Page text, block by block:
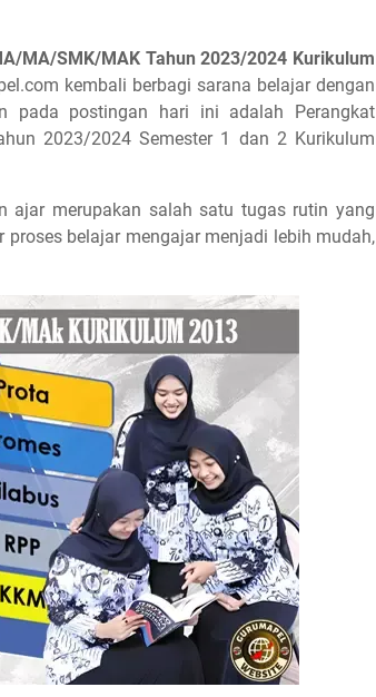
MA/SMK/MAK Tahun 2023/2024 Kurikulum
kembali berbagi sarana belajar dengan
pada postingan hari ini adalah Perangkat
2023/2024 Semester 1 dan 2 Kurikulum
ajar merupakan salah satu tugas rutin yang
belajar mengajar menjadi lebih mudah,